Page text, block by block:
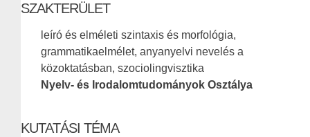
SZAKTERÜLET
leíró és elméleti szintaxis és morfológia,
grammatikaelmélet, anyanyelvi nevelés a
közoktatásban, szociolingvisztika
Nyelv- és Irodalomtudományok Osztálya
KUTATÁSI TÉMA